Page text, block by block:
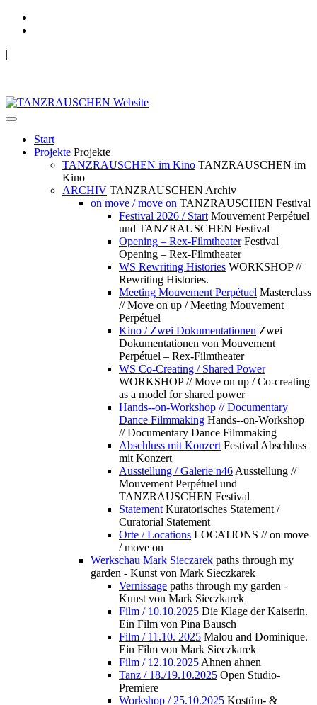
|
Start
Projekte Projekte
TANZRAUSCHEN im Kino TANZRAUSCHEN im
Kino
ARCHIV TANZRAUSCHEN Archiv
on move / move on TANZRAUSCHEN Festival
Festival 2026 / Start Mouvement Perpétuel
und TANZRAUSCHEN Festival
Opening – Rex-Filmtheater Festival
Opening – Rex-Filmtheater
WS Rewriting Histories WORKSHOP //
Rewriting Histories.
Meeting Mouvement Perpétuel Masterclass
// Move on up / Meeting Mouvement
Perpétuel
Kino / Zwei Dokumentationen Zwei
Dokumentationen von Mouvement
Perpétuel – Rex-Filmtheater
WS Co-Creating / Shared Power
WORKSHOP // Move on up / Co-creating
as a model for shared power
Hands--on-Workshop // Documentary
Dance Filmmaking Hands--on-Workshop
// Documentary Dance Filmmaking
Abschluss mit Konzert Festival Abschluss
mit Konzert
Ausstellung / Galerie n46 Ausstellung //
Mouvement Perpétuel und
TANZRAUSCHEN Festival
Statement Kuratorisches Statement /
Curatorial Statement
Orte / Locations LOCATIONS // on move
/ move on
Werkschau Mark Sieczarek paths through my
garden - Kunst von Mark Sieczkarek
Vernissage paths through my garden -
Kunst von Mark Sieczkarek
Film / 10.10.2025 Die Klage der Kaiserin.
Ein Film von Pina Bausch
Film / 11.10. 2025 Malou and Dominique.
Ein Film von Mark Sieczkarek
Film / 12.10.2025 Ahnen ahnen
Tanz / 18./19.10.2025 Open Studio-
Premiere
Workshop / 25.10.2025 Kostüm- &